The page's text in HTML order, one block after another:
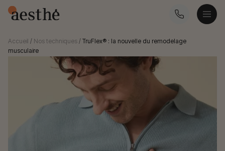
Accueil / Nos techniques / TruFlex® : la nouvelle du remodelage
musculaire